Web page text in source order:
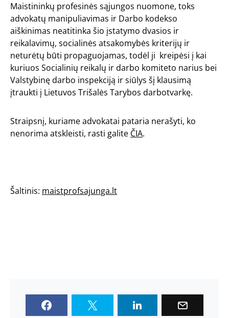
Maistininkų profesinės sąjungos nuomone, toks
advokatų manipuliavimas ir Darbo kodekso
aiškinimas neatitinka šio įstatymo dvasios ir
reikalavimų, socialinės atsakomybės kriterijų ir
neturėtų būti propaguojamas, todėl ji kreipėsi į kai
kuriuos Socialinių reikalų ir darbo komiteto narius bei
Valstybinę darbo inspekciją ir siūlys šį klausimą
įtraukti į Lietuvos Trišalės Tarybos darbotvarkę.
Straipsnį, kuriame advokatai pataria nerašyti, ko
nenorima atskleisti, rasti galite ČIA.
Šaltinis: maistprofsajunga.lt